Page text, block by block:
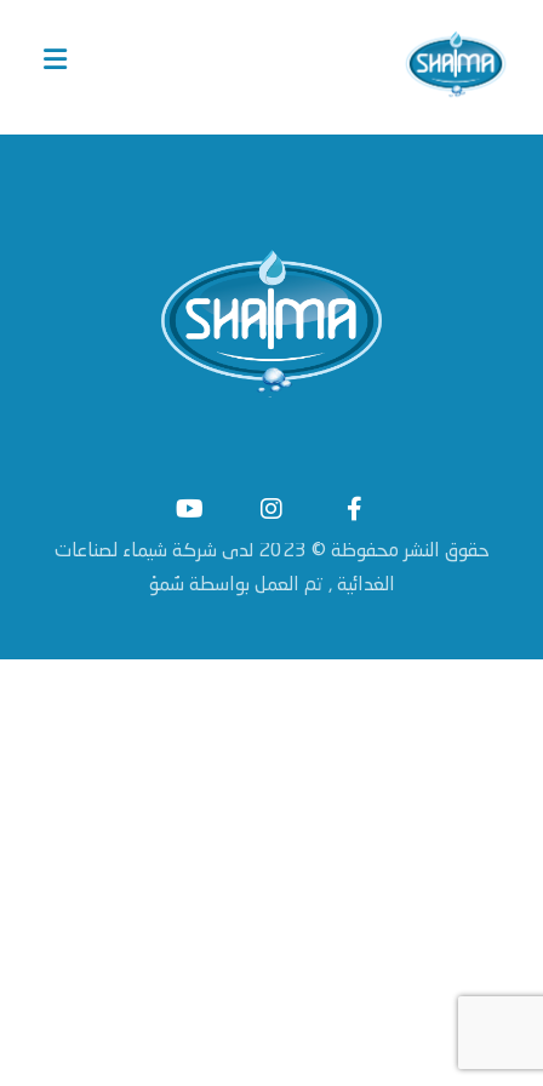
حقوق النشر محفوظة © 2023 لدى شركة شيماء لصناعات
الغدائية , تم العمل بواسطة سٌموْ